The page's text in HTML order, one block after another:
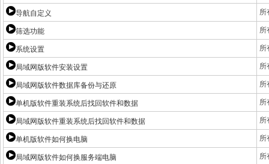
导航自定义 所
筛选功能 所
系统设置 所
局域网版软件安装设置 所
局域网版软件数据库备份与还原 所
单机版软件重装系统后找回软件和数据 所
局域网版软件重装系统后找回软件和数据 所
单机版软件如何换电脑 所
局域网版软件如何换服务端电脑 所